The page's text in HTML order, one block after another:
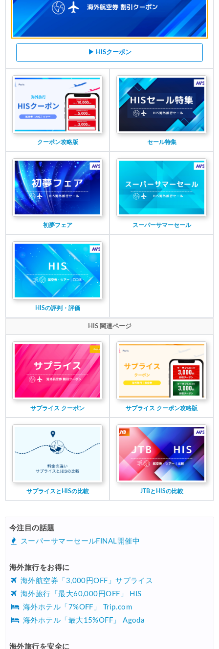
▶ HISクーポン
クーポン攻略版 セール特集
初夢フェア スーパーサマーセール
HISの評判・評価
HIS 関連ページ
サプライス クーポン サプライス クーポン攻略版
サプライスとHISの比較 JTBとHISの比較
今注目の話題
スーパーサマーセールFINAL開催中
海外旅行をお得に
海外航空券「3,000円OFF」サプライス
海外旅行「最大60,000円OFF」 HIS
海外ホテル「7%OFF」 Trip.com
海外ホテル「最大15%OFF」 Agoda
海外旅行を安全に